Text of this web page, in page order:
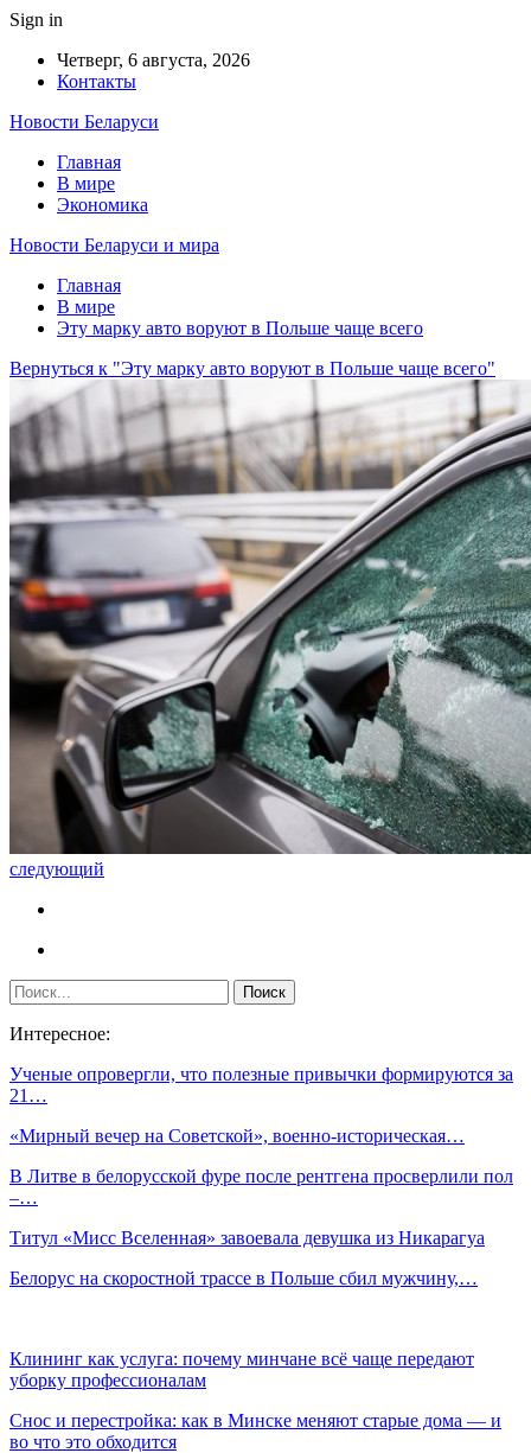
Sign in
Четверг, 6 августа, 2026
Контакты
Новости Беларуси
Главная
В мире
Экономика
Новости Беларуси и мира
Главная
В мире
Эту марку авто воруют в Польше чаще всего
Вернуться к "Эту марку авто воруют в Польше чаще всего"
следующий
Интересное:
Ученые опровергли, что полезные привычки формируются за
21…
«Мирный вечер на Советской», военно-историческая…
В Литве в белорусской фуре после рентгена просверлили пол
–…
Титул «Мисс Вселенная» завоевала девушка из Никарагуа
Белорус на скоростной трассе в Польше сбил мужчину,…
Клининг как услуга: почему минчане всё чаще передают
уборку профессионалам
Снос и перестройка: как в Минске меняют старые дома — и
во что это обходится